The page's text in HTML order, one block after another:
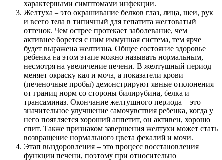
характерными симптомами инфекции.
Желтуха – это окрашивание белков глаз, лица, шеи, рук
и всего тела в типичный для гепатита желтоватый
оттенок. Чем острее протекает заболевание, чем
активнее борется с ним иммунная система, тем ярче
будет выражена желтизна. Общее состояние здоровье
ребенка на этом этапе можно называть нормальным,
несмотря на увеличение печени. В желтушный период
меняет окраску кал и моча, а показатели крови
(печеночные пробы) демонстрируют явные отклонения
от границ норм со стороны билирубина, белка и
трансаминаз. Окончание желтушного периода – это
значительное улучшение самочувствия ребенка, когда у
него появляется хороший аппетит, он активен, хорошо
спит. Также признаком завершения желтухи может стать
возвращение нормального цвета фекалий и мочи.
Этап выздоровления – это процесс восстановления
функции печени, поэтому при относительно